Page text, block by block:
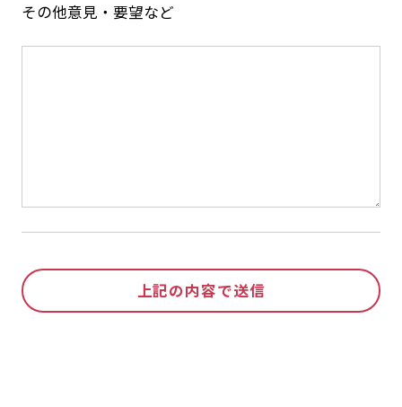
その他意見・要望など
上記の内容で送信